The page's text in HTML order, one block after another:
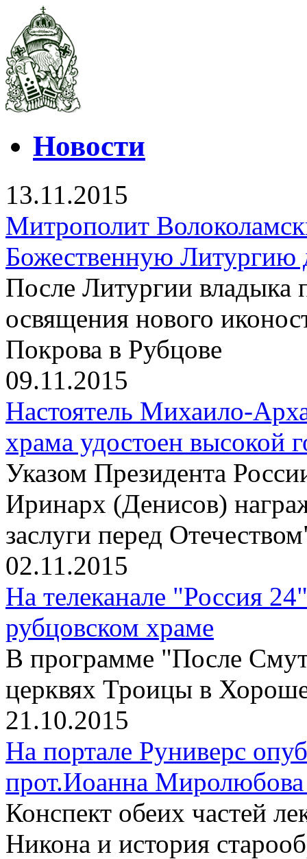
Новости
13.11.2015
Митрополит
Божественную Литургию
После Литургии владыка
освящения нового
Покрова в Рубцове
09.11.2015
Настоятель Михаило-
храма удостоен высокой
Указом Президента
Иринарх (Денисов)
заслуги перед
02.11.2015
На телеканале "Россия
рубцовском храме
В программе "После
церквях Троицы в
21.10.2015
На портале Руниверс
прот.Иоанна Миролюбова
Конспект обеих частей
Никона и история